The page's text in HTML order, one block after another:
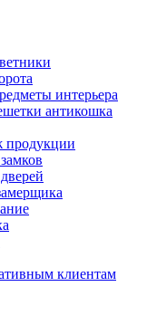
интерьера
антикошка
клиентам